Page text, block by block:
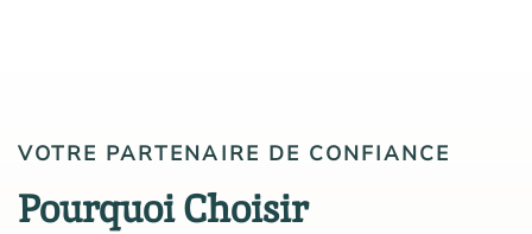
VOTRE PARTENAIRE DE CONFIANCE
Pourquoi Choisir